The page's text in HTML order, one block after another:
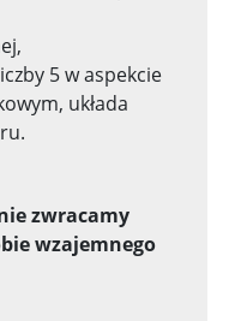
5 w aspekcie
układa
zwracamy
wzajemnego